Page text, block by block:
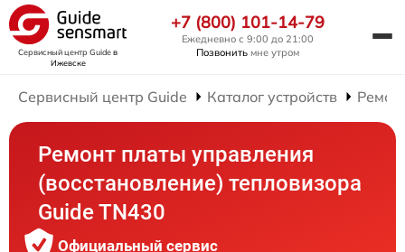
Сервисный центр Guideв
Ижевске
+7 (800) 101-14-79
Ежедневно с 9:00 до 21:00
Позвонить мне утром
Сервисный центр Guide Каталог устройств
Ремонт платы управления
(восстановление) тепловизора
Guide TN430
Официальный сервис